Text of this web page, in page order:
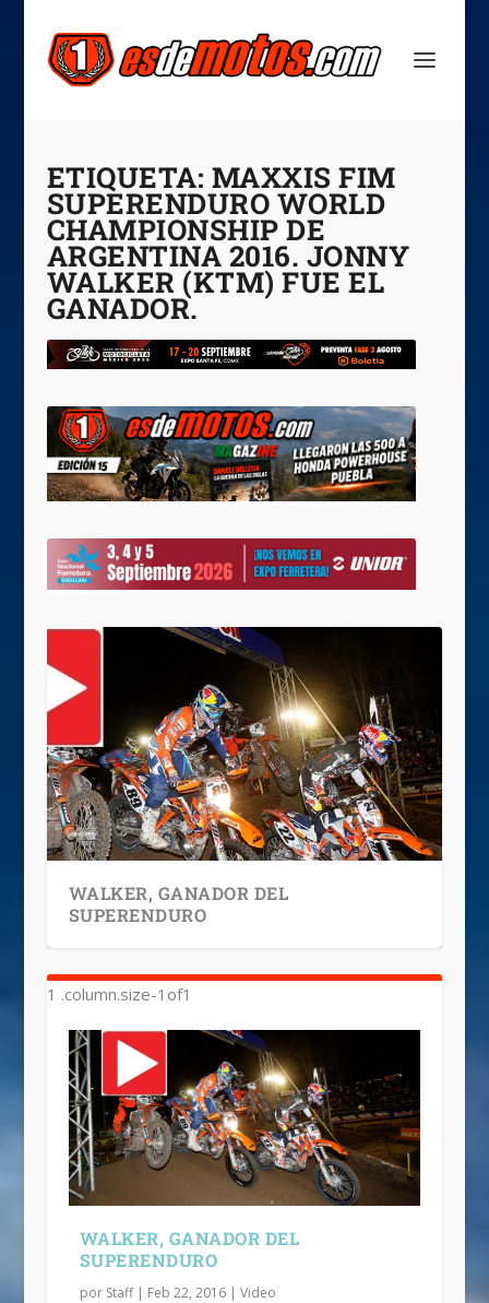
ETIQUETA: MAXXIS FIM
SUPERENDURO WORLD
CHAMPIONSHIP DE
ARGENTINA 2016. JONNY
WALKER (KTM) FUE EL
GANADOR.
WALKER, GANADOR DEL
SUPERENDURO
WALKER, GANADOR DEL
SUPERENDURO
por Staff| Feb 22, 2016| Video